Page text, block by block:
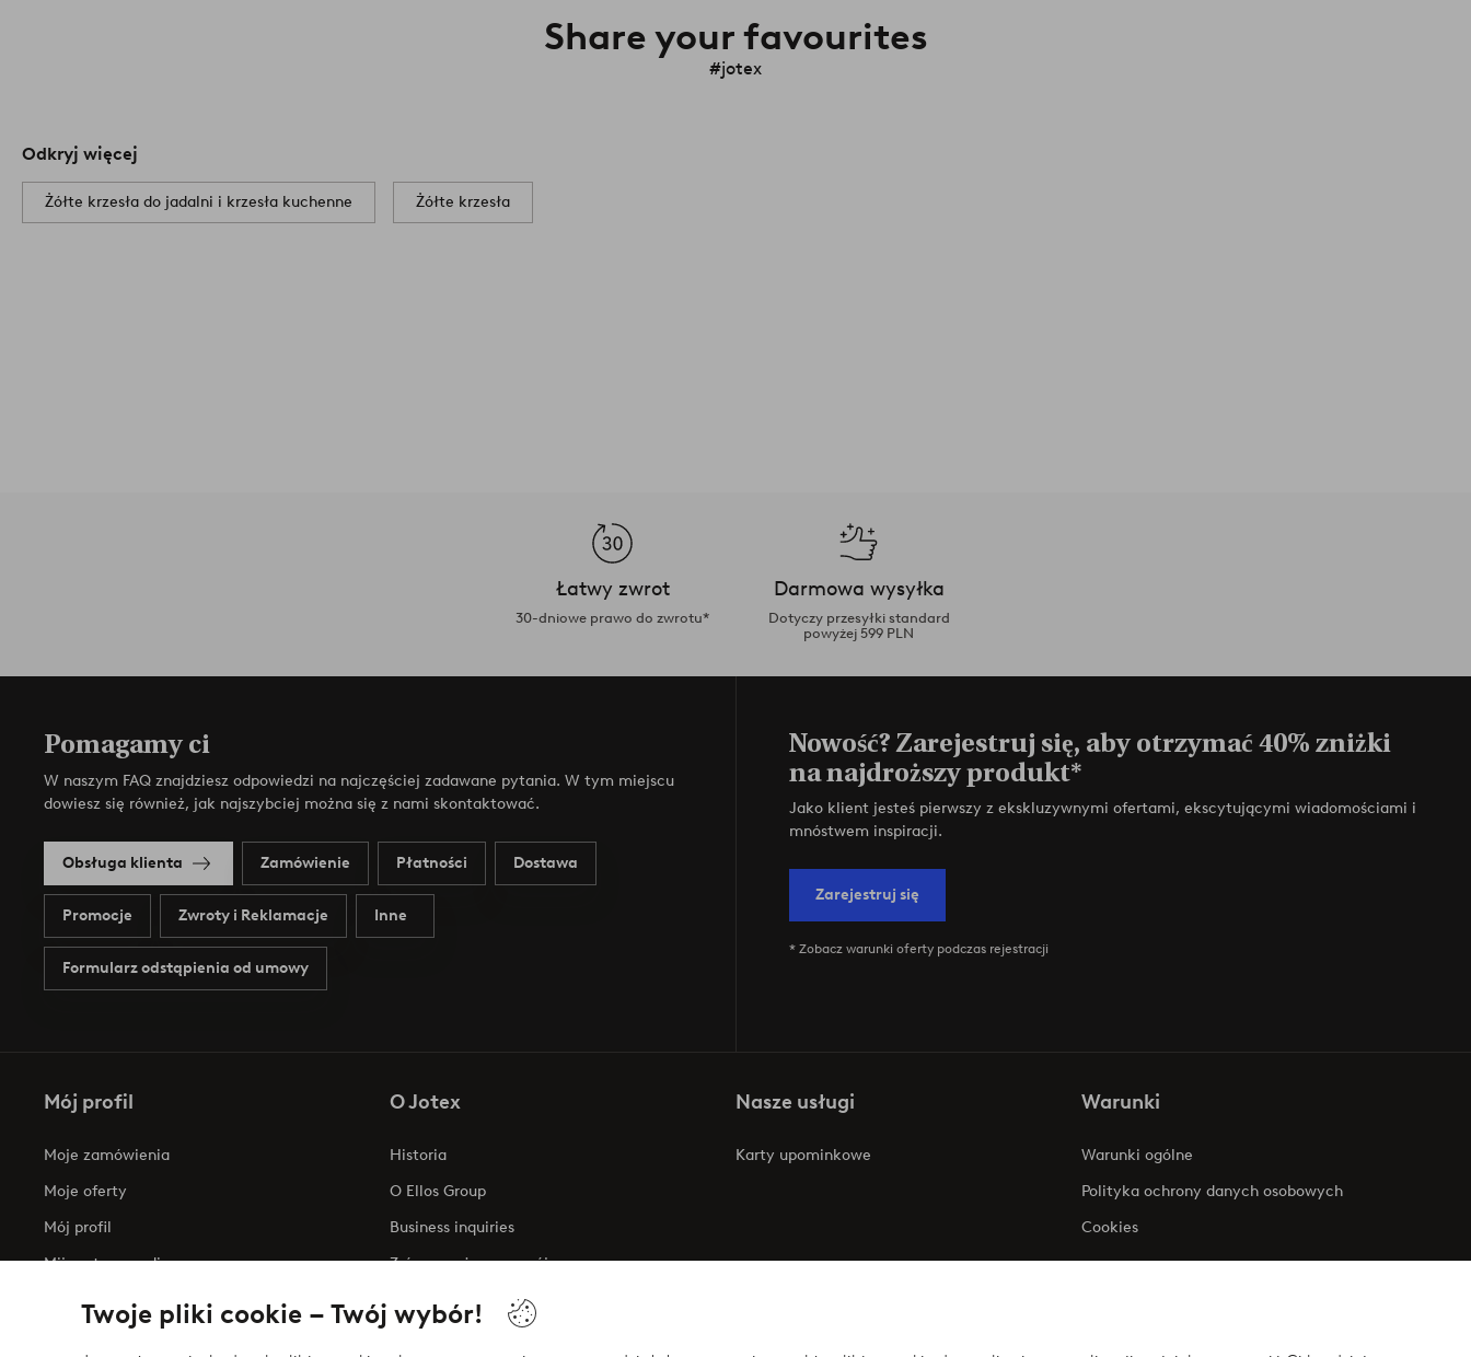
Twoje pliki cookie – Twój wybór!
Share your favourites
#jotex
Odkryj więcej
Żółte krzesła do jadalni i krzesła kuchenne Żółte krzesła
Łatwy zwrot
30-dniowe prawo do zwrotu*
Darmowa wysyłka
Dotyczy przesyłki standard
powyżej 599 PLN
Pomagamy ci
W naszym FAQ znajdziesz odpowiedzi na najczęściej zadawane pytania. W tym miejscu
dowiesz się również, jak najszybciej można się z nami skontaktować.
Obsługa klienta Zamówienie Płatności Dostawa
Promocje Zwroty i Reklamacje Inne
Formularz odstąpienia od umowy
Nowość? Zarejestruj się, aby otrzymać 40% zniżki
na najdroższy produkt*
Jako klient jesteś pierwszy z ekskluzywnymi ofertami, ekscytującymi wiadomościami i
mnóstwem inspiracji.
Zarejestruj się
* Zobacz warunki oferty podczas rejestracji
Mój profil
Moje zamówienia
Moje oferty
Mój profil
Mijn retourzendingen
O Jotex
Historia
O Ellos Group
Business inquiries
Zrównoważony rozwój
Oświadczenie o dostępności
Nasze usługi
Karty upominkowe
Warunki
Warunki ogólne
Polityka ochrony danych osobowych
Cookies